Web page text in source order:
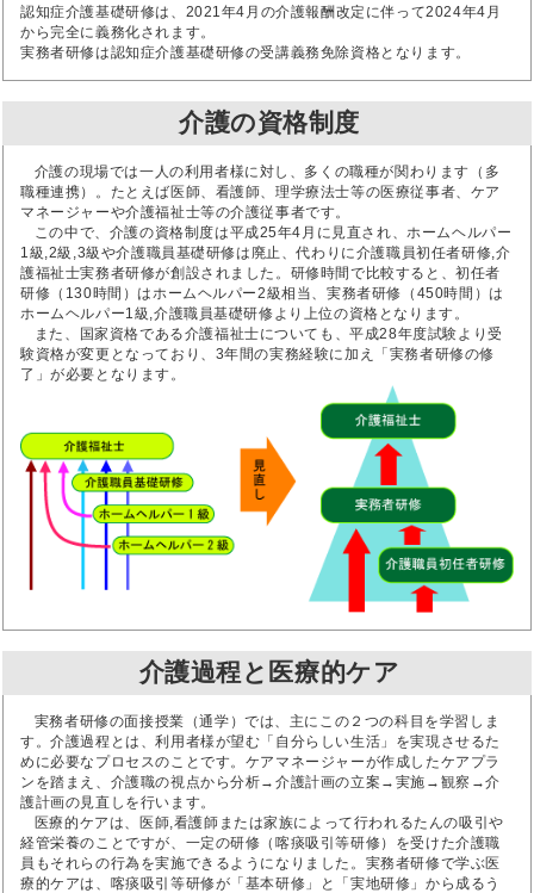
認知症介護基礎研修は、2021年4月の介護報酬改定に伴って2024年4月
から完全に義務化されます。
実務者研修は認知症介護基礎研修の受講義務免除資格となります。
介護の資格制度
介護の現場では一人の利用者様に対し、多くの職種が関わります（多
職種連携）。たとえば医師、看護師、理学療法士等の医療従事者、ケア
マネージャーや介護福祉士等の介護従事者です。
この中で、介護の資格制度は平成25年4月に見直され、ホームヘルパー
1級,2級,3級や介護職員基礎研修は廃止、代わりに介護職員初任者研修,介
護福祉士実務者研修が創設されました。研修時間で比較すると、初任者
研修（130時間）はホームヘルパー2級相当、実務者研修（450時間）は
ホームヘルパー1級,介護職員基礎研修より上位の資格となります。
また、国家資格である介護福祉士についても、平成28年度試験より受
験資格が変更となっており、3年間の実務経験に加え「実務者研修の修
了」が必要となります。
介護過程と医療的ケア
実務者研修の面接授業（通学）では、主にこの２つの科目を学習しま
す。介護過程とは、利用者様が望む「自分らしい生活」を実現させるた
めに必要なプロセスのことです。ケアマネージャーが作成したケアプラ
ンを踏まえ、介護職の視点から分析→介護計画の立案→実施→観察→介
護計画の見直しを行います。
医療的ケアは、医師,看護師または家族によって行われるたんの吸引や
経管栄養のことですが、一定の研修（喀痰吸引等研修）を受けた介護職
員もそれらの行為を実施できるようになりました。実務者研修で学ぶ医
療的ケアは、喀痰吸引等研修が「基本研修」と「実地研修」から成るう